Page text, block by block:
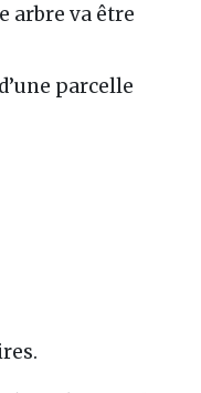
arbre va être
parcelle